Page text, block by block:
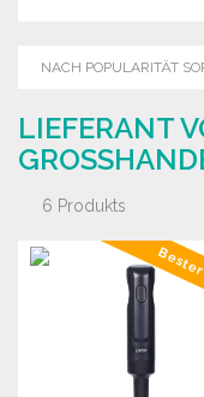
LIEFERANT
6 Produkts